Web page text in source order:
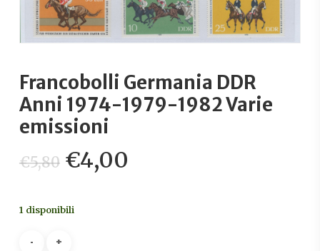
Francobolli Germania DDR
Anni 1974-1979-1982 Varie
emissioni
€5,80 Il
prezzo
originale
€4,00
1 disponibili